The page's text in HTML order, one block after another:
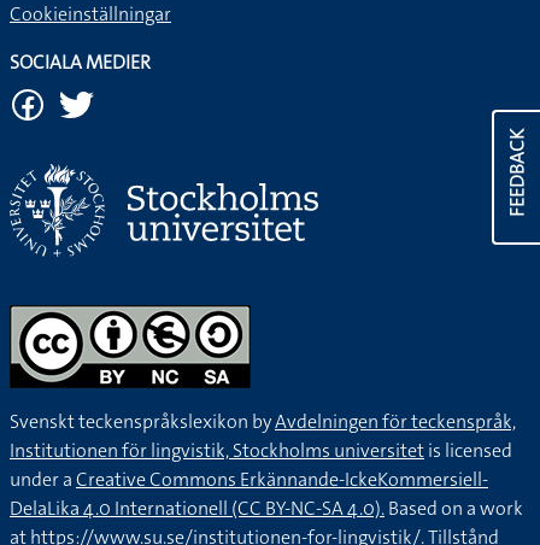
FEEDBACK
Cookieinställningar
SOCIALA MEDIER
Svenskt teckenspråkslexikon byAvdelningen för teckenspråk,
Institutionen för lingvistik, Stockholms universitetis licensed
under aCreative Commons Erkännande-IckeKommersiell-
DelaLika 4.0 Internationell (CC BY-NC-SA 4.0).Based on a work
athttps://www.su.se/institutionen-for-lingvistik/. Tillstånd